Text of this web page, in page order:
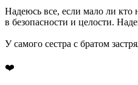
Надеюсь все, если мало ли кто
в безопасности и целости.
У самого сестра с братом
❤️